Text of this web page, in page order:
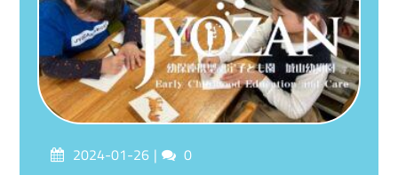
Posted2024-01-26 Comments
0